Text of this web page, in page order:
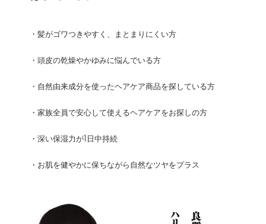
・髪がゴワつきやすく、まとまりにくい方
・頭皮の乾燥やかゆみに悩んでいる方
・自然由来成分を使ったヘアケア商品を探している方
・家族全員で安心して使えるヘアケアをお探しの方
・深い保湿力が1日中持続
・お肌を健やかに保ちながら自然なツヤをプラス